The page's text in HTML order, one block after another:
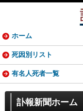
訃報新聞ホーム
ホーム
死因別リスト
有名人死者一覧